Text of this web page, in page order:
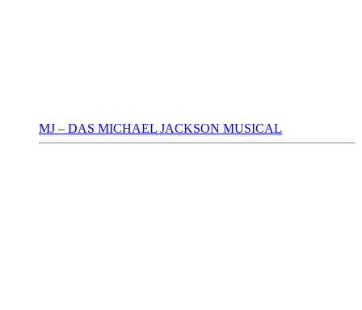
MJ – DAS MICHAEL JACKSON MUSICAL